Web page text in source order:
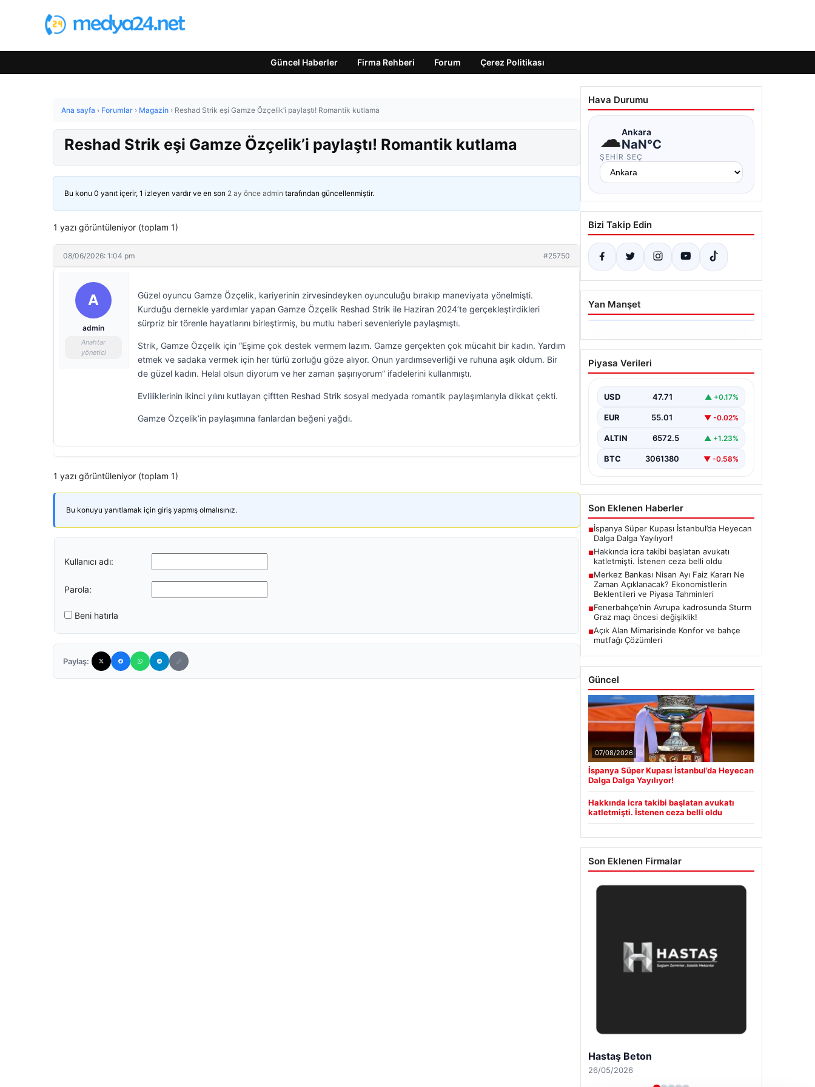
Güncel Haberler Firma Rehberi Forum Çerez Politikası
Ana sayfa › Forumlar › Magazin › Reshad Strik eşi Gamze Özçelik’i paylaştı! Romantik kutlama
Reshad Strik eşi Gamze Özçelik’i paylaştı! Romantik kutlama
Bu konu 0 yanıt içerir, 1 izleyen vardır ve en son 2 ay önce admin tarafından güncellenmiştir.
1 yazı görüntüleniyor (toplam 1)
08/06/2026: 1:04 pm #25750
A
admin
Anahtar
yönetici
Güzel oyuncu Gamze Özçelik, kariyerinin zirvesindeyken oyunculuğu bırakıp maneviyata yönelmişti.
Kurduğu dernekle yardımlar yapan Gamze Özçelik Reshad Strik ile Haziran 2024’te gerçekleştirdikleri
sürpriz bir törenle hayatlarını birleştirmiş, bu mutlu haberi sevenleriyle paylaşmıştı.
Strik, Gamze Özçelik için “Eşime çok destek vermem lazım. Gamze gerçekten çok mücahit bir kadın. Yardım
etmek ve sadaka vermek için her türlü zorluğu göze alıyor. Onun yardımseverliği ve ruhuna aşık oldum. Bir
de güzel kadın. Helal olsun diyorum ve her zaman şaşırıyorum” ifadelerini kullanmıştı.
Evliliklerinin ikinci yılını kutlayan çiftten Reshad Strik sosyal medyada romantik paylaşımlarıyla dikkat çekti.
Gamze Özçelik’in paylaşımına fanlardan beğeni yağdı.
1 yazı görüntüleniyor (toplam 1)
Bu konuyu yanıtlamak için giriş yapmış olmalısınız.
Kullanıcı adı:
Parola:
Beni hatırla
Paylaş:
Hava Durumu
☁Ankara
NaN°C
ŞEHIR SEÇ
Bizi Takip Edin
Yan Manşet
06.08.2026
Hakkında icra takibi
başlatan avukatı
belli oldu
{"title": "İcra Takibine Zarar Verme
Nedeniyle Avukata Yönelik Silahlı
"content":…
Piyasa Verileri
USD 47.71 ▲ +0.17%
EUR 55.01 ▼ -0.02%
ALTIN 6572.5 ▲ +1.23%
BTC 3061380 ▼ -0.58%
Son Eklenen Haberler
■İspanya Süper Kupası İstanbul’da Heyecan
Dalga Dalga Yayılıyor!
■Hakkında icra takibi başlatan avukatı
katletmişti. İstenen ceza belli oldu
■Merkez Bankası Nisan Ayı Faiz Kararı Ne
Zaman Açıklanacak? Ekonomistlerin
Beklentileri ve Piyasa Tahminleri
■Fenerbahçe’nin Avrupa kadrosunda Sturm
Graz maçı öncesi değişiklik!
■Açık Alan Mimarisinde Konfor ve bahçe
mutfağı Çözümleri
Güncel
07/08/2026
İspanya Süper Kupası İstanbul’da Heyecan
Dalga Dalga Yayılıyor!
Hakkında icra takibi başlatan avukatı
katletmişti. İstenen ceza belli oldu
Son Eklenen Firmalar
Hastaş Beton
26/05/2026